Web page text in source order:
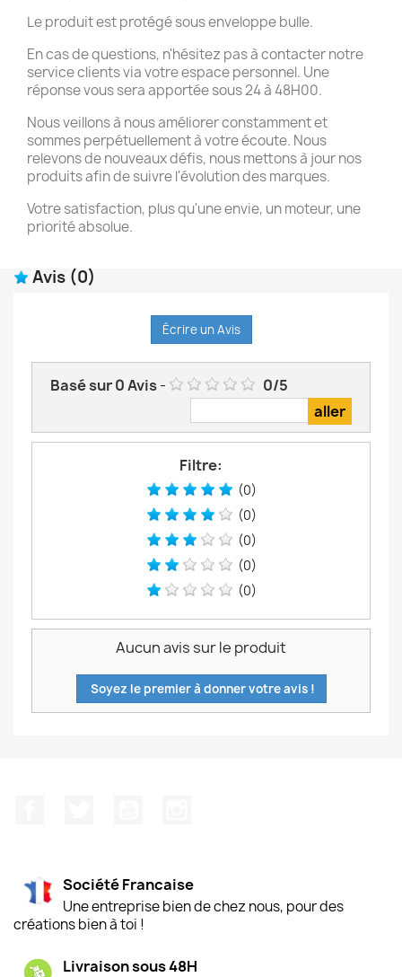
Le produit est protégé sous enveloppe bulle.
En cas de questions, n'hésitez pas à contacter notre
service clients via votre espace personnel. Une
réponse vous sera apportée sous 24 à 48H00.
Nous veillons à nous améliorer constamment et
sommes perpétuellement à votre écoute. Nous
relevons de nouveaux défis, nous mettons à jour nos
produits afin de suivre l'évolution des marques.
Votre satisfaction, plus qu'une envie, un moteur, une
priorité absolue.
Avis (0)
Écrire un Avis
Basé sur0Avis- 0/5
Filtre:
(0)
(0)
(0)
(0)
(0)
Aucun avis sur le produit
Soyez le premier à donner votre avis !
Société Francaise
Une entreprise bien de chez nous, pour des
créations bien à toi !
Livraison sous 48H